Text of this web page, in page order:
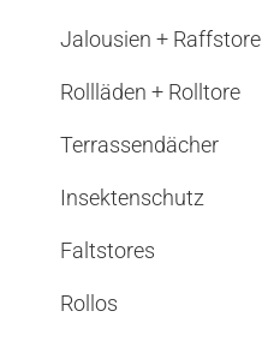
Jalousien + Raffstore
Rollläden + Rolltore
Terrassendächer
Insektenschutz
Faltstores
Rollos